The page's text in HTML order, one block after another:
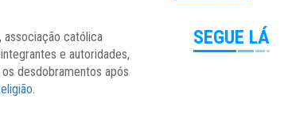
associação católica
e autoridades,
desdobramentos após
.
SEGUE LÁ